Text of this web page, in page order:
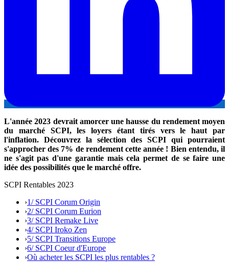
L'année 2023 devrait amorcer une hausse du rendement moyen
du marché SCPI, les loyers étant tirés vers le haut par
l'inflation. Découvrez la sélection des SCPI qui pourraient
s'approcher des 7% de rendement cette année ! Bien entendu, il
ne s'agit pas d'une garantie mais cela permet de se faire une
idée des possibilités que le marché offre.
SCPI Rentables 2023
›1/ SCPI Corum Origin
›2/ SCPI Corum Eurion
›3/ SCPI Remake Live
›4/ SCPI Iroko Zen
›5/ SCPI Transitions Europe
›6/ SCPI Coeur d'Europe
›Où acheter les SCPI les plus rentables ?